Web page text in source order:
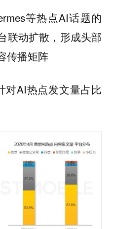
等热点AI话题的
联动扩散，形成头部
传播矩阵
对AI热点发文量占比